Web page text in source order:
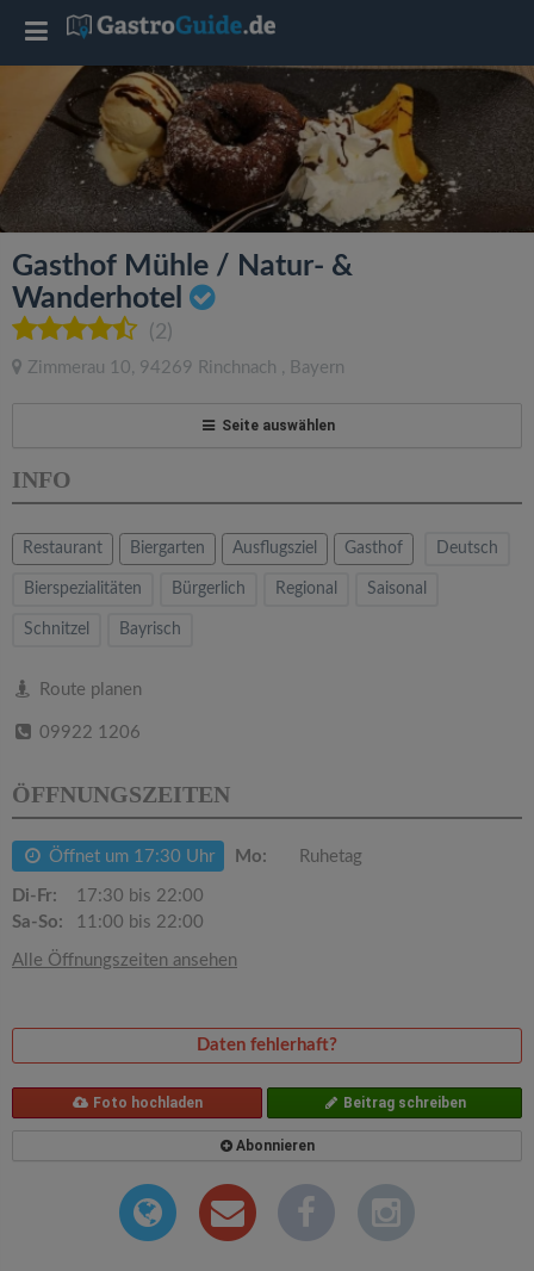
Gasthof Mühle / Natur- &
Wanderhotel
(2)
Zimmerau 10, 94269 Rinchnach , Bayern
Seite auswählen
INFO
Restaurant Biergarten Ausflugsziel Gasthof Deutsch
Bierspezialitäten Bürgerlich Regional Saisonal
Schnitzel Bayrisch
Route planen
09922 1206
ÖFFNUNGSZEITEN
Öffnet um 17:30 Uhr Mo: Ruhetag
Di-Fr:
17:30 bis 22:00
Sa-So:
11:00 bis 22:00
Alle Öffnungszeiten ansehen
Daten fehlerhaft?
Foto hochladen Beitrag schreiben
Abonnieren
T
e
a
v
i
a
t
i
o